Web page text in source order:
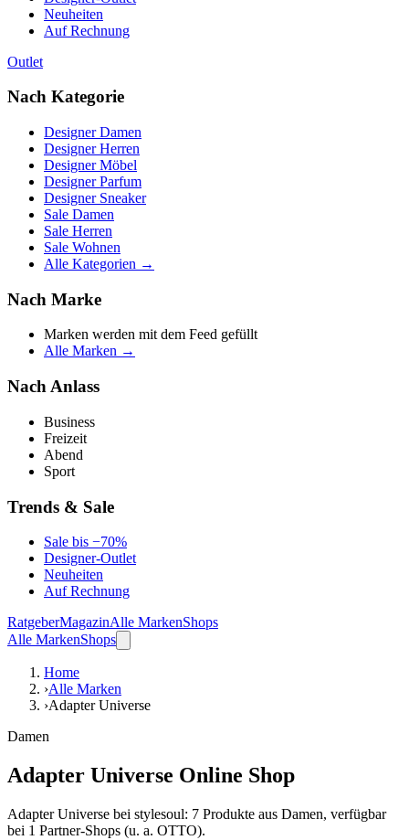
Neuheiten
Auf Rechnung
Outlet
Nach Kategorie
Designer Damen
Designer Herren
Designer Möbel
Designer Parfum
Designer Sneaker
Sale Damen
Sale Herren
Sale Wohnen
Alle Kategorien →
Nach Marke
Marken werden mit dem Feed gefüllt
Alle Marken →
Nach Anlass
Business
Freizeit
Abend
Sport
Trends & Sale
Sale bis −70%
Designer-Outlet
Neuheiten
Auf Rechnung
RatgeberMagazinAlle MarkenShops
Alle MarkenShops
Home
›Alle Marken
›Adapter Universe
Damen
Adapter Universe Online Shop
Adapter Universe bei stylesoul: 7 Produkte aus Damen, verfügbar
bei 1 Partner-Shops (u. a. OTTO).